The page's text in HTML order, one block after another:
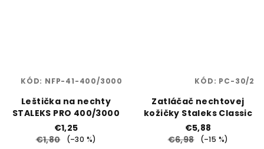
Leštička na nechty
STALEKS PRO 400/3000
€1,25
€1,80
(–30 %)
KÓD: NFP-41-400/3000
Zatláčač nechtovej
kožičky Staleks Classic
€5,88
€6,98
(–15 %)
KÓD: PC-30/2